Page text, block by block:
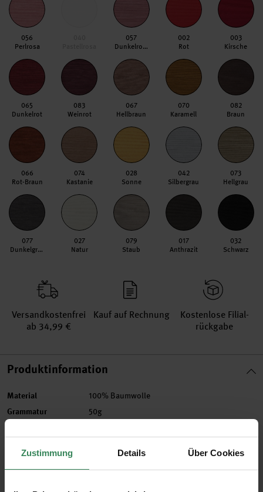
Zustimmung Details Über Cookies
056
Perlrosa
057
Dunkelrosa
002
Rot
003
Kirsche
065
Dunkelrot
083
Weinrot
067
Hellbraun
070
Karamell
082
Braun
066
Rot-Braun
074
Kastanie
028
Sonne
042
Silbergrau
073
Hellgrau
077
Dunkelgrau
027
Natur
079
Staub
017
Anthrazit
032
Schwarz
Versand­kosten­frei
ab 34,99 €
Kauf auf Rechnung
Kosten­lose Filial­
rückgabe
Produktinformation
Material 100% Baumwolle
Grammatur 50g
Nadelstärke in mm